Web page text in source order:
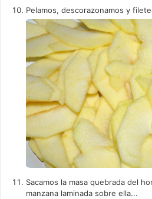
Pelamos, descorazonamos y
Sacamos la masa quebrada del
manzana laminada sobre ella...